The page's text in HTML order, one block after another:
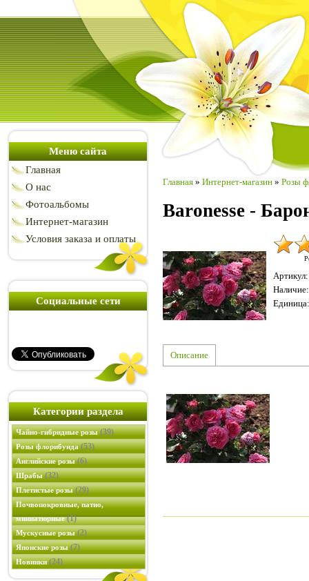
Меню сайта
Главная
О нас
Фотоальбомы
Интернет-магазин
Условия заказа и оплаты
Социальные сети
Категории раздела
Чайно-гибридные розы(39)
Розы флорибунда(53)
Английские розы(6)
Шрабы(32)
Плетистые розы(29)
Почвопокровные, патио,
миниатюрные(1)
Мускусные розы(2)
Японские розы(7)
Новинки(24)
Главная » Интернет-магазин » Розы
Baronesse -
Артикул:
Наличие:
Единица:
Описание